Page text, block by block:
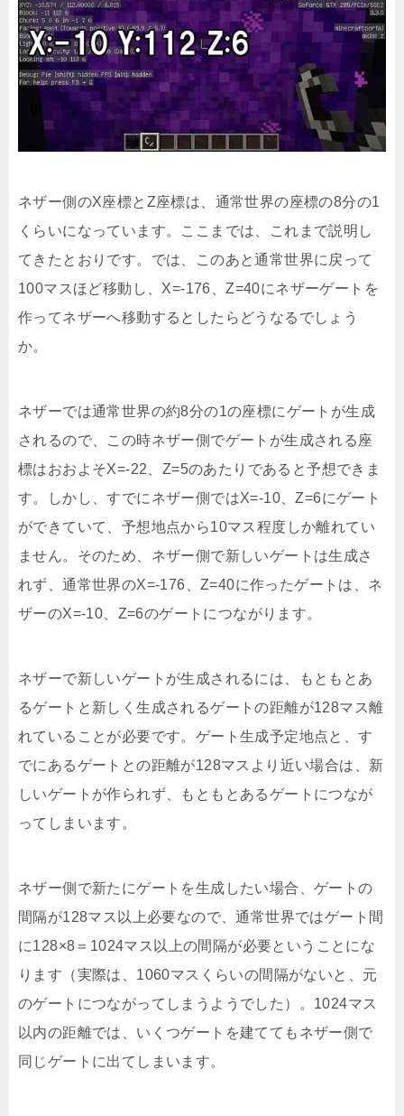
ネザー側のX座標とZ座標は、通常世界の座標の8分の1
くらいになっています。ここまでは、これまで説明し
てきたとおりです。では、このあと通常世界に戻って
100マスほど移動し、X=-176、Z=40にネザーゲートを
作ってネザーへ移動するとしたらどうなるでしょう
か。
ネザーでは通常世界の約8分の1の座標にゲートが生成
されるので、この時ネザー側でゲートが生成される座
標はおおよそX=-22、Z=5のあたりであると予想できま
す。しかし、すでにネザー側ではX=-10、Z=6にゲート
ができていて、予想地点から10マス程度しか離れてい
ません。そのため、ネザー側で新しいゲートは生成さ
れず、通常世界のX=-176、Z=40に作ったゲートは、ネ
ザーのX=-10、Z=6のゲートにつながります。
ネザーで新しいゲートが生成されるには、もともとあ
るゲートと新しく生成されるゲートの距離が128マス離
れていることが必要です。ゲート生成予定地点と、す
でにあるゲートとの距離が128マスより近い場合は、新
しいゲートが作られず、もともとあるゲートにつなが
ってしまいます。
ネザー側で新たにゲートを生成したい場合、ゲートの
間隔が128マス以上必要なので、通常世界ではゲート間
に128×8＝1024マス以上の間隔が必要ということにな
ります（実際は、1060マスくらいの間隔がないと、元
のゲートにつながってしまうようでした）。1024マス
以内の距離では、いくつゲートを建ててもネザー側で
同じゲートに出てしまいます。